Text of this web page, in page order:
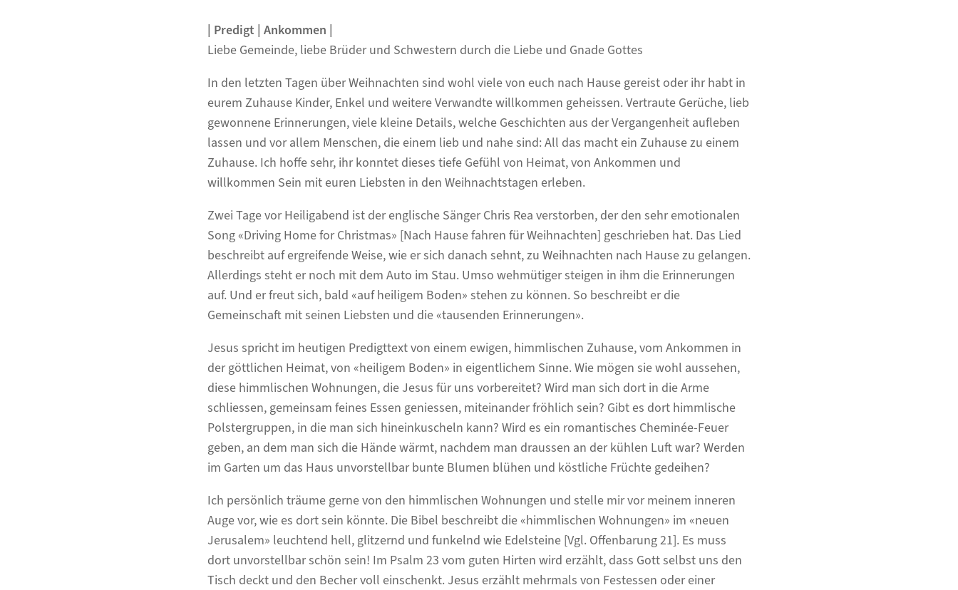
| Predigt | Ankommen |
Liebe Gemeinde, liebe Brüder und Schwestern durch die Liebe und Gnade Gottes
In den letzten Tagen über Weihnachten sind wohl viele von euch nach Hause gereist oder ihr habt in
eurem Zuhause Kinder, Enkel und weitere Verwandte willkommen geheissen. Vertraute Gerüche, lieb
gewonnene Erinnerungen, viele kleine Details, welche Geschichten aus der Vergangenheit aufleben
lassen und vor allem Menschen, die einem lieb und nahe sind: All das macht ein Zuhause zu einem
Zuhause. Ich hoffe sehr, ihr konntet dieses tiefe Gefühl von Heimat, von Ankommen und
willkommen Sein mit euren Liebsten in den Weihnachtstagen erleben.
Zwei Tage vor Heiligabend ist der englische Sänger Chris Rea verstorben, der den sehr emotionalen
Song «Driving Home for Christmas» [Nach Hause fahren für Weihnachten] geschrieben hat. Das Lied
beschreibt auf ergreifende Weise, wie er sich danach sehnt, zu Weihnachten nach Hause zu gelangen.
Allerdings steht er noch mit dem Auto im Stau. Umso wehmütiger steigen in ihm die Erinnerungen
auf. Und er freut sich, bald «auf heiligem Boden» stehen zu können. So beschreibt er die
Gemeinschaft mit seinen Liebsten und die «tausenden Erinnerungen».
Jesus spricht im heutigen Predigttext von einem ewigen, himmlischen Zuhause, vom Ankommen in
der göttlichen Heimat, von «heiligem Boden» in eigentlichem Sinne. Wie mögen sie wohl aussehen,
diese himmlischen Wohnungen, die Jesus für uns vorbereitet? Wird man sich dort in die Arme
schliessen, gemeinsam feines Essen geniessen, miteinander fröhlich sein? Gibt es dort himmlische
Polstergruppen, in die man sich hineinkuscheln kann? Wird es ein romantisches Cheminée-Feuer
geben, an dem man sich die Hände wärmt, nachdem man draussen an der kühlen Luft war? Werden
im Garten um das Haus unvorstellbar bunte Blumen blühen und köstliche Früchte gedeihen?
Ich persönlich träume gerne von den himmlischen Wohnungen und stelle mir vor meinem inneren
Auge vor, wie es dort sein könnte. Die Bibel beschreibt die «himmlischen Wohnungen» im «neuen
Jerusalem» leuchtend hell, glitzernd und funkelnd wie Edelsteine [Vgl. Offenbarung 21]. Es muss
dort unvorstellbar schön sein! Im Psalm 23 vom guten Hirten wird erzählt, dass Gott selbst uns den
Tisch deckt und den Becher voll einschenkt. Jesus erzählt mehrmals von Festessen oder einer